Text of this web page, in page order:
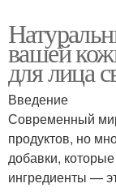
вашей
для лица
Введение
Современный
продуктов, но
добавки,
ингредиенты —